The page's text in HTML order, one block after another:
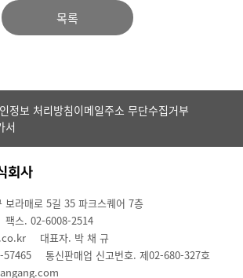
목록
정보 처리방침이메일주소 무단수집거부
서
보라매로 5길 35 파크스퀘어 7층
팩스. 02-6008-2514
대표자. 박 채 규
57465
통신판매업 신고번호. 제02-680-327호